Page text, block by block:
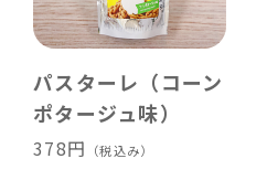
パスターレ（コーン
ポタージュ味）
378円 （税込み）